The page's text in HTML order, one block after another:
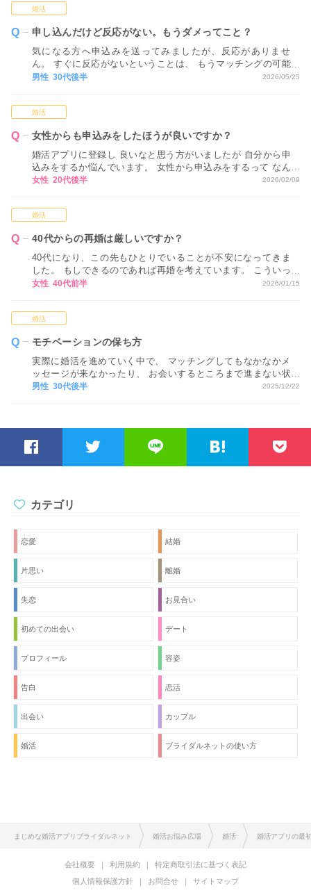
りがたいです。
婚活
申し込んだけど反応がない。もうダメってこと？
気になる方へ申込みを送ってみましたが、反応がありませ
ん。 すぐに反応がないということは、 もうマッチングの可能
性はないということでしょうか…？
男性 30代後半 2026/05/25
婚活
女性からも申込みをしたほうが良いですか？
婚活アプリに登録し 良いなと思う方がいましたが 自分から申
込みをするか悩んでいます。 女性から申込みをするって なん
だか気恥ずかしく感じてしまいます。
女性 20代後半 2026/02/09
婚活
40代からの再婚は厳しいですか？
40代になり、この先もひとりでいることが不安になってきま
した。 もしできるのであれば再婚を考えています。 こういっ
たネットでの婚活では、40代からの再婚は厳しいですか？ ア
女性 40代前半 2026/01/15
婚活
モチベーションの保ち方
実際に婚活を進めていく中で、 マッチングしてもなかなかメ
ッセージが来なかったり、 お会いするところまで進まない状
況が続くと、 どうしても気持ちが疲れてしまい、 モチベーシ
男性 30代後半 2025/12/22
カテゴリ
恋愛 結婚
片思い 離婚
失恋 お見合い
初めての出会い デート
プロフィール 容姿
告白 恋活
出会い カップル
婚活 ブライダルネットの使い方
まじめな婚活アプリブライダルネット 婚活お悩み広場 婚活 婚活アプリの最
会社概要 利用規約
特定商取引法に基づく表記
個人情報保護方針
お問合せ サイトマップ